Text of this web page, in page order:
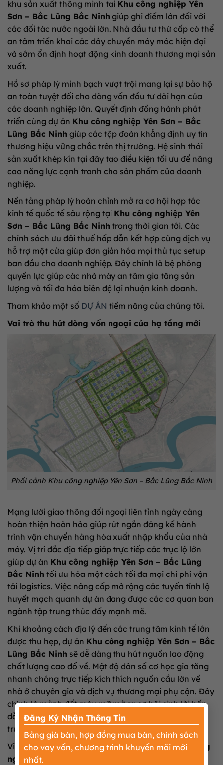
Đăng Ký Nhận Thông Tin
Bảng giá bán, hợp đồng mua bán, chính sách
cho vay vốn, chương trình khuyến mãi mới
nhất.
×
khu sản xuất thông minh tại Khu công nghiệp Yên
Sơn – Bắc Lũng Bắc Ninh giúp ghi điểm lớn đối với
các đối tác nước ngoài lớn. Nhà đầu tư thứ cấp có thể
an tâm triển khai các dây chuyền máy móc hiện đại
và sớm ổn định hoạt động kinh doanh thương mại sản
xuất.
Hồ sơ pháp lý minh bạch vượt trội mang lại sự bảo hộ
an toàn tuyệt đối cho dòng vốn đầu tư dài hạn của
các doanh nghiệp lớn. Quyết định đồng hành phát
triển cùng dự án Khu công nghiệp Yên Sơn – Bắc
Lũng Bắc Ninh giúp các tập đoàn khẳng định uy tín
thương hiệu vững chắc trên thị trường. Hệ sinh thái
sản xuất khép kín tại đây tạo điều kiện tối ưu để nâng
cao năng lực cạnh tranh cho sản phẩm của doanh
nghiệp.
Nền tảng pháp lý hoàn chỉnh mở ra cơ hội hợp tác
kinh tế quốc tế sâu rộng tại Khu công nghiệp Yên
Sơn – Bắc Lũng Bắc Ninh trong thời gian tới. Các
chính sách ưu đãi thuế hấp dẫn kết hợp cùng dịch vụ
hỗ trợ một cửa giúp đơn giản hóa mọi thủ tục setup
ban đầu cho doanh nghiệp. Đây chính là bệ phóng
quyền lực giúp các nhà máy an tâm gia tăng sản
lượng và tối đa hóa biên độ lợi nhuận kinh doanh.
Tham khảo một số DỰ ÁN tiềm năng của chúng tôi.
Vai trò thu hút dòng vốn ngoại của hạ tầng mới
Phối cảnh Khu công nghiệp Yên Sơn – Bắc Lũng Bắc Ninh
Mạng lưới giao thông đối ngoại liên tỉnh ngày càng
hoàn thiện hoàn hảo giúp rút ngắn đáng kể hành
trình vận chuyển hàng hóa xuất nhập khẩu của nhà
máy. Vị trí đắc địa tiếp giáp trực tiếp các trục lộ lớn
giúp dự án Khu công nghiệp Yên Sơn – Bắc Lũng
Bắc Ninh tối ưu hóa một cách tối đa mọi chi phí vận
tải logistics. Việc nâng cấp mở rộng các tuyến tỉnh lộ
huyết mạch quanh dự án đang được các cơ quan ban
ngành tập trung thúc đẩy mạnh mẽ.
Khi khoảng cách địa lý đến các trung tâm kinh tế lớn
được thu hẹp, dự án Khu công nghiệp Yên Sơn – Bắc
Lũng Bắc Ninh sẽ dễ dàng thu hút nguồn lao động
chất lượng cao đổ về. Mật độ dân số cơ học gia tăng
nhanh chóng trực tiếp kích thích nguồn cầu lớn về
nhà ở chuyên gia và dịch vụ thương mại phụ cận. Đây
chính là mảnh đất màu mỡ mở ra cơ hội sinh lời hấp
dẫn cho các nhà đầu tư cá nhân biết nhạy bén đi
trước đón đầu.
Việc gia tăng mật độ dân số cơ học quanh Khu công
nghiệp Yên Sơn – Bắc Lũng Bắc Ninh